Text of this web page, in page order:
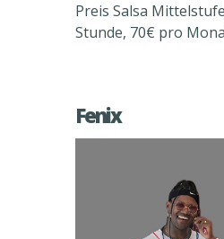
Preis Salsa
Stunde, 70€ pro
Fenix